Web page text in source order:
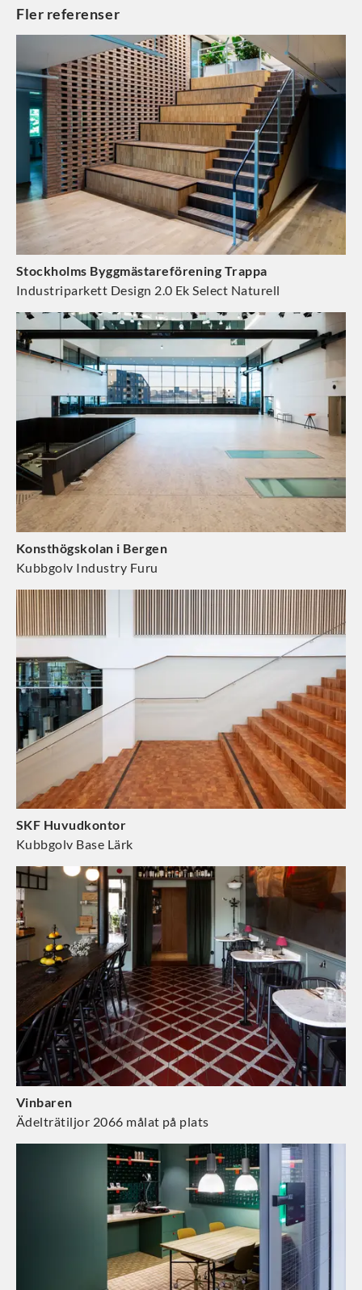
Fler referenser
Stockholms Byggmästareförening Trappa
Industriparkett Design 2.0 Ek Select Naturell
Konsthögskolan i Bergen
Kubbgolv Industry Furu
SKF Huvudkontor
Kubbgolv Base Lärk
Vinbaren
Ädelträtiljor 2066 målat på plats